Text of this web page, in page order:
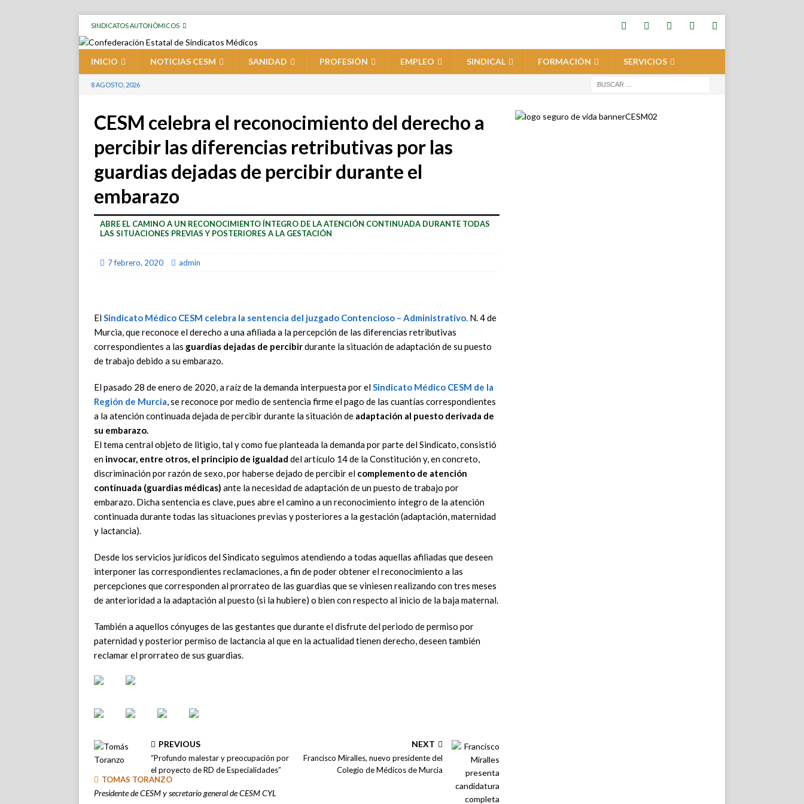
SINDICATOS AUTONÓMICOS
INICIO NOTICIAS CESM SANIDAD PROFESIÓN EMPLEO SINDICAL FORMACIÓN SERVICIOS
8 AGOSTO, 2026
CESM celebra el reconocimiento del derecho a
percibir las diferencias retributivas por las
guardias dejadas de percibir durante el
embarazo
ABRE EL CAMINO A UN RECONOCIMIENTO ÍNTEGRO DE LA ATENCIÓN CONTINUADA DURANTE TODAS
LAS SITUACIONES PREVIAS Y POSTERIORES A LA GESTACIÓN
7 febrero, 2020 admin
ElSindicato Médico CESM celebra la sentencia del juzgado Contencioso – Administrativo. N. 4 de
Murcia, que reconoce el derecho a una afiliada a la percepción de las diferencias retributivas
correspondientes a las guardias dejadas de percibirdurante la situación de adaptación de su puesto
de trabajo debido a su embarazo.
El pasado 28 de enero de 2020, a raíz de la demanda interpuesta por elSindicato Médico CESM de la
Región de Murcia, se reconoce por medio de sentencia firme el pago de las cuantías correspondientes
a la atención continuada dejada de percibir durante la situación de adaptación al puesto derivada de
su embarazo.
El tema central objeto de litigio, tal y como fue planteada la demanda por parte del Sindicato, consistió
en invocar, entre otros, el principio de igualdad del artículo 14 de la Constitución y, en concreto,
discriminación por razón de sexo, por haberse dejado de percibir el complemento de atención
continuada (guardias médicas) ante la necesidad de adaptación de un puesto de trabajo por
embarazo. Dicha sentencia es clave, pues abre el camino a un reconocimiento íntegro de la atención
continuada durante todas las situaciones previas y posteriores a la gestación (adaptación, maternidad
y lactancia).
Desde los servicios jurídicos del Sindicato seguimos atendiendo a todas aquellas afiliadas que deseen
interponer las correspondientes reclamaciones, a fin de poder obtener el reconocimiento a las
percepciones que corresponden al prorrateo de las guardias que se viniesen realizando con tres meses
de anterioridad a la adaptación al puesto (si la hubiere) o bien con respecto al inicio de la baja maternal.
También a aquellos cónyuges de las gestantes que durante el disfrute del periodo de permiso por
paternidad y posterior permiso de lactancia al que en la actualidad tienen derecho, deseen también
reclamar el prorrateo de sus guardias.
PREVIOUS
“Profundo malestar y preocupación por
el proyecto de RD de Especialidades”
TOMÁS TORANZO
Presidente de CESM y secretario general de CESM CYL
NEXT
Francisco Miralles, nuevo presidente del
Colegio de Médicos de Murcia